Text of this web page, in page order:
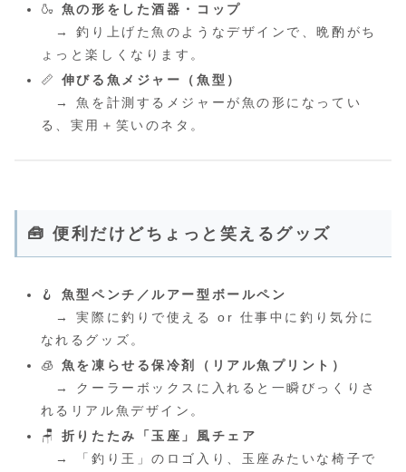
🍶 魚の形をした酒器・コップ
→ 釣り上げた魚のようなデザインで、晩酌がち
ょっと楽しくなります。
📏 伸びる魚メジャー（魚型）
→ 魚を計測するメジャーが魚の形になってい
る、実用＋笑いのネタ。
🧰 便利だけどちょっと笑えるグッズ
🪝 魚型ペンチ／ルアー型ボールペン
→ 実際に釣りで使える or 仕事中に釣り気分に
なれるグッズ。
🧊 魚を凍らせる保冷剤（リアル魚プリント）
→ クーラーボックスに入れると一瞬びっくりさ
れるリアル魚デザイン。
🪑 折りたたみ「玉座」風チェア
→ 「釣り王」のロゴ入り、玉座みたいな椅子で